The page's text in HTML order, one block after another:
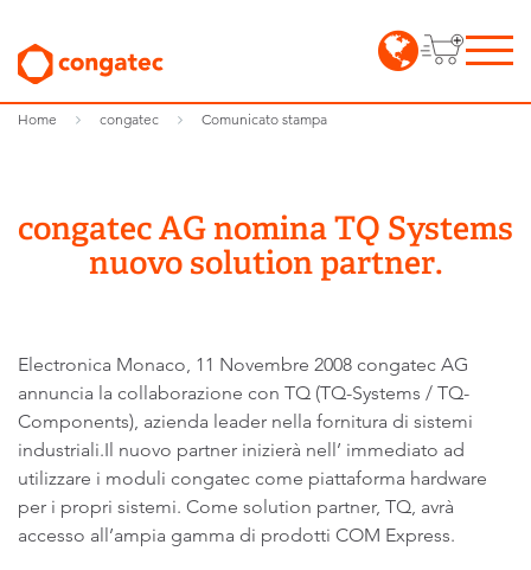
Home congatec Comunicato stampa
congatec AG nomina TQ Systems
nuovo solution partner.
Electronica Monaco, 11 Novembre 2008 congatec AG
annuncia la collaborazione con TQ (TQ-Systems / TQ-
Components), azienda leader nella fornitura di sistemi
industriali.Il nuovo partner inizierà nell’ immediato ad
utilizzare i moduli congatec come piattaforma hardware
per i propri sistemi. Come solution partner, TQ, avrà
accesso all’ampia gamma di prodotti COM Express.